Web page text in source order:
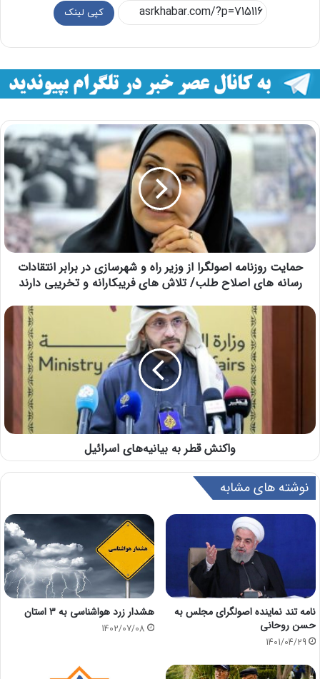
کپی لینک
حمایت روزنامه اصولگرا از وزیر راه و شهرسازی در برابر انتقادات
رسانه های اصلاح طلب/ تلاش های فریبکارانه و تخریبی دارند
واکنش قطر به بیانیه‌های اسرائیل
نوشته های مشابه
نامه تند نماینده اصولگرای مجلس به
حسن روحانی
1401/04/29
هشدار زرد هواشناسی به ٣ استان
1402/07/08